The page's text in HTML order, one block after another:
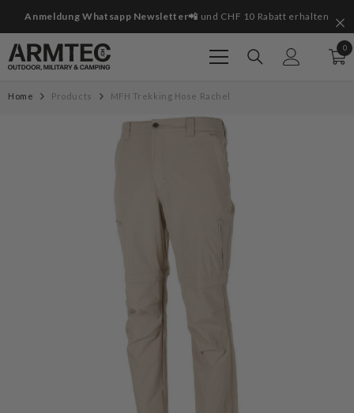
Anmeldung Whatsapp Newsletter📲 und CHF 10 Rabatt erhalten
00
Home Products MFH Trekking Hose Rachel